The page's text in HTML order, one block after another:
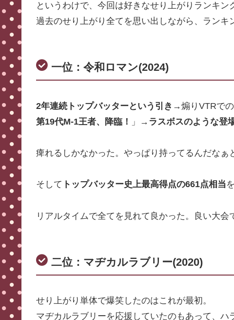
というわけで、今回は好きなせり上がりランキン
過去のせり上がり全てを思い出しながら、ランキ
一位：令和ロマン(2024)
2年連続トップバッターという引き →煽りVTRで
第19代M-1王者、降臨！
」→ ラスボスのような登
痺れるしかなかった。やっぱり持ってるんだなぁ
そして トップバッター史上最高得点の661点相当
リアルタイムで全てを見れて良かった。良い大会
二位：マヂカルラブリー(2020)
せり上がり単体で爆笑したのはこれが最初。
マヂカルラブリーを応援していたのもあって、ハ